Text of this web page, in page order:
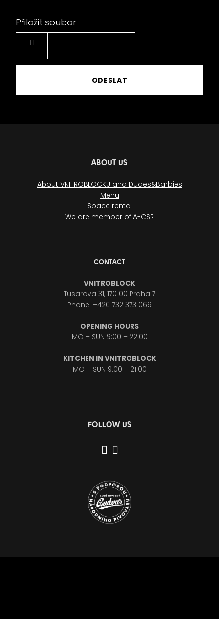
Přiložit soubor
a
file
ODESLAT
ABOUT US
About VNITROBLOCKU and Dudes&Barbies
Menu
Space rental
We are member of A-CSR
CONTACT
VNITROBLOCK
Tusarova 31, 170 00 Praha 7
Phone: +420 732 373 069
OPENING HOURS
MO – SUN 9:00 – 22:00
KITCHEN IN VNITROBLOCK
MO – SUN 9:00 – 21:00
FOLLOW US